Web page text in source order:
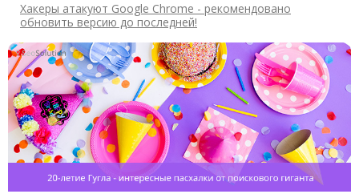
Хакеры атакуют Google Chrome - рекомендовано
обновить версию до последней!